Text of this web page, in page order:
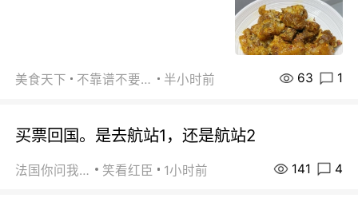
美食天下 不靠谱不要联系 半小时前 63 1
买票回国。是去航站1，还是航站2
法国你问我答 笑看红臣 1小时前 141 4